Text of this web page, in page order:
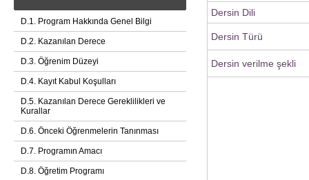
D.1. Program Hakkında Genel Bilgi
D.2. Kazanılan Derece
D.3. Öğrenim Düzeyi
D.4. Kayıt Kabul Koşulları
D.5. Kazanılan Derece Gereklilikleri ve
Kurallar
D.6. Önceki Öğrenmelerin Tanınması
D.7. Programın Amacı
D.8. Öğretim Programı
Dersin Dili
Dersin Türü
Dersin verilme şekli